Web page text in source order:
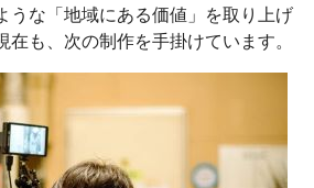
うな「地域にある価値」を取り上げ
在も、次の制作を手掛けています。